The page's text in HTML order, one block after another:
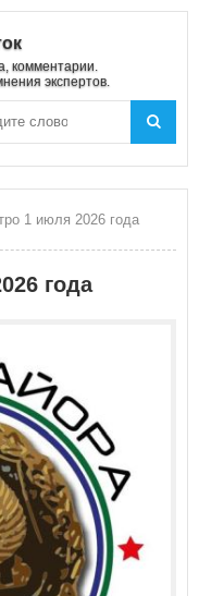
комментарии.
экспертов.
1 июля 2026 года
года